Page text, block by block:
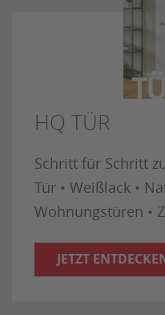
HQ TÜR
Schritt für Schritt
Tür • Weißlack •
Wohnungstüren •
JETZT